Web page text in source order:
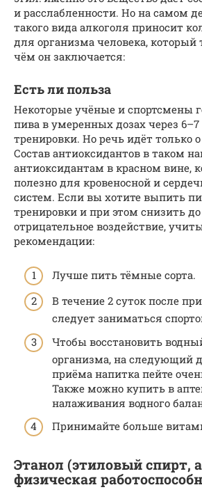
и расслабленности. Но на самом
такого вида алкоголя приносит
для организма человека, который
чём он заключается:
Есть ли польза
Некоторые учёные и спортсмены
пива в умеренных дозах через 6–7
тренировки. Но речь идёт только
Состав антиоксидантов в таком
антиоксидантам в красном вине,
полезно для кровеносной и
систем. Если вы хотите выпить
тренировки и при этом снизить
отрицательное воздействие,
рекомендации:
Лучше пить тёмные сорта.
В течение 2 суток после
следует заниматься
Чтобы восстановить
организма, на следующий
приёма напитка пейте
Также можно купить в
налаживания водного
Принимайте больше
Этанол (этиловый спирт,
физическая